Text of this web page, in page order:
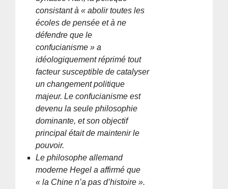
consistant à « abolir toutes les
écoles de pensée et à ne
défendre que le
confucianisme » a
idéologiquement réprimé tout
facteur susceptible de catalyser
un changement politique
majeur. Le confucianisme est
devenu la seule philosophie
dominante, et son objectif
principal était de maintenir le
pouvoir.
Le philosophe allemand
moderne Hegel a affirmé que
« la Chine n’a pas d’histoire ».